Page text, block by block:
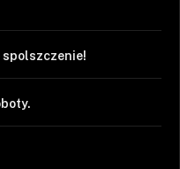
spolszczenie!